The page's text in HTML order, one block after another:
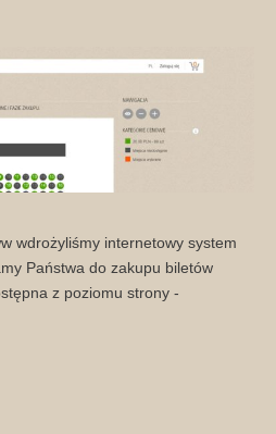
wdrożyliśmy internetowy system
Państwa do zakupu biletów
z poziomu strony -